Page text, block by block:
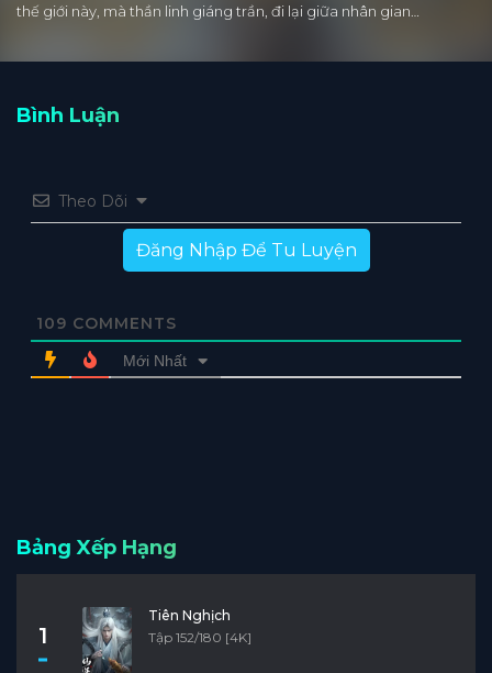
thế giới này, mà thần linh giáng trần, đi lại giữa nhân gian…
Bình Luận
Theo Dõi
Đăng Nhập Để Tu Luyện
109 COMMENTS
Mới Nhất
Bảng Xếp Hạng
1
Tiên Nghịch
Tập 152/180 [4K]